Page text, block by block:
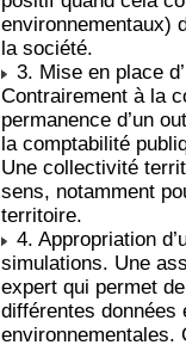
environnementaux)
la société.
3. Mise en place
Contrairement à la
permanence d’un
la comptabilité
Une collectivité
sens, notamment
territoire.
4. Appropriation
simulations. Une
expert qui permet
différentes données
environnementales.